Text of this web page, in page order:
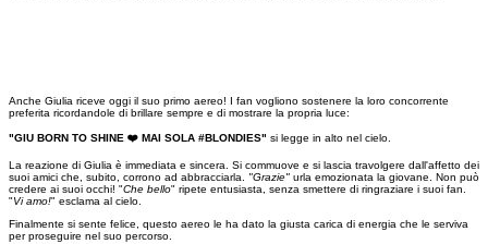
Anche Giulia riceve oggi il suo primo aereo! I fan vogliono sostenere la loro concorrente
preferita ricordandole di brillare sempre e di mostrare la propria luce:
"GIU BORN TO SHINE ❤️ MAI SOLA #BLONDIES" si legge in alto nel cielo.
La reazione di Giulia è immediata e sincera. Si commuove e si lascia travolgere dall'affetto dei
suoi amici che, subito, corrono ad abbracciarla. "Grazie" urla emozionata la giovane. Non può
credere ai suoi occhi! "Che bello" ripete entusiasta, senza smettere di ringraziare i suoi fan.
"Vi amo!" esclama al cielo.
Finalmente si sente felice, questo aereo le ha dato la giusta carica di energia che le serviva
per proseguire nel suo percorso.